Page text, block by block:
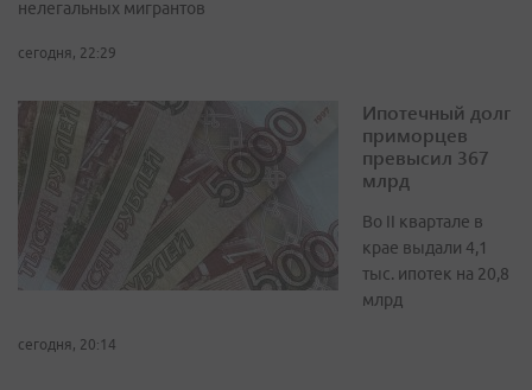
нелегальных мигрантов
сегодня, 22:29
Ипотечный долг
приморцев
превысил 367
млрд
Во II квартале в
крае выдали 4,1
тыс. ипотек на 20,8
млрд
сегодня, 20:14